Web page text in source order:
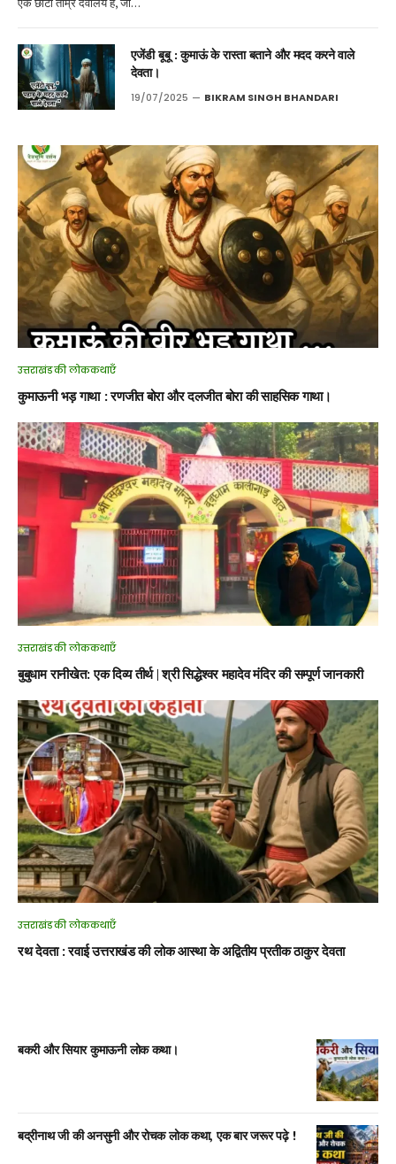
एजेंडी बूबू : कुमाऊं के रास्ता बताने और मदद करने वाले
देवता।
19/07/2025 BIKRAM SINGH BHANDARI
उत्तराखंड की लोककथाएँ
कुमाऊनी भड़ गाथा : रणजीत बोरा और दलजीत बोरा की साहसिक गाथा।
उत्तराखंड की लोककथाएँ
बुबुधाम रानीखेत: एक दिव्य तीर्थ | श्री सिद्धेश्वर महादेव मंदिर की सम्पूर्ण जानकारी
उत्तराखंड की लोककथाएँ
रथ देवता : रवाई उत्तराखंड की लोक आस्था के अद्वितीय प्रतीक ठाकुर देवता
बकरी और सियार कुमाऊनी लोक कथा।
बद्रीनाथ जी की अनसुनी और रोचक लोक कथा, एक बार जरूर पढ़े !